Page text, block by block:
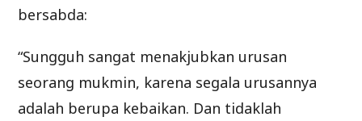
bersabda:
“Sungguh sangat menakjubkan urusan
seorang mukmin, karena segala urusannya
adalah berupa kebaikan. Dan tidaklah